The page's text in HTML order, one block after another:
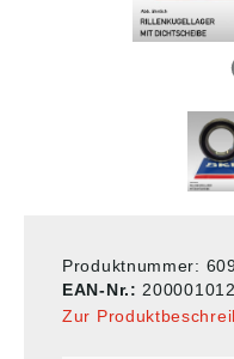
Produktnummer:
EAN-Nr.:
Zur